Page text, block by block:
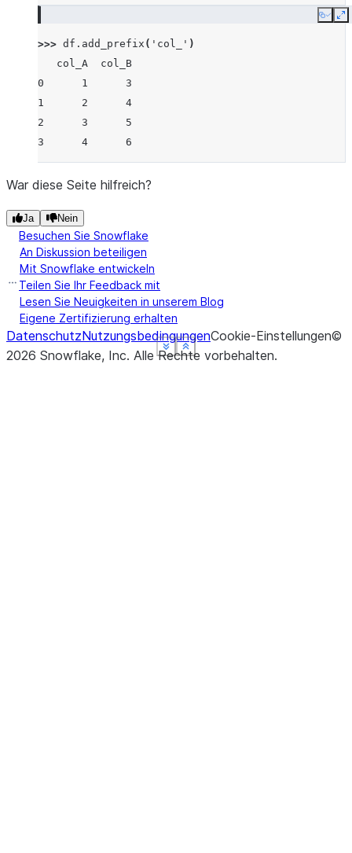
Show less
See more
Show less
See more
Show less
See more
Copy
>>> df . add_prefix ( 'col_' )
   col_A  col_B
0      1      3
1      2      4
2      3      5
3      4      6
Show less
See more
War diese Seite hilfreich?
Ja Nein
Besuchen Sie Snowflake
An Diskussion beteiligen
Mit Snowflake entwickeln
Teilen Sie Ihr Feedback mit
Lesen Sie Neuigkeiten in unserem Blog
Eigene Zertifizierung erhalten
DatenschutzNutzungsbedingungenCookie-Einstellungen©
2026 Snowflake, Inc. Alle Rechte vorbehalten.